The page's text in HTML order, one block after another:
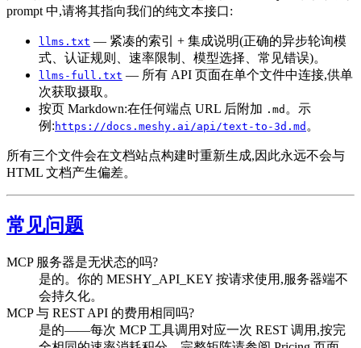
prompt 中,请将其指向我们的纯文本接口:
llms.txt — 紧凑的索引 + 集成说明(正确的异步轮询模
式、认证规则、速率限制、模型选择、常见错误)。
llms-full.txt — 所有 API 页面在单个文件中连接,供单
次获取摄取。
按页 Markdown:在任何端点 URL 后附加 .md 。示
例: https://docs.meshy.ai/api/text-to-3d.md 。
所有三个文件会在文档站点构建时重新生成,因此永远不会与
HTML 文档产生偏差。
常见问题
MCP 服务器是无状态的吗?
是的。你的 MESHY_API_KEY 按请求使用,服务器端不
会持久化。
MCP 与 REST API 的费用相同吗?
是的——每次 MCP 工具调用对应一次 REST 调用,按完